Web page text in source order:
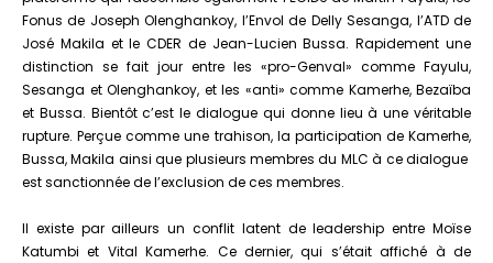
Fonus de Joseph Olenghankoy, l’Envol de Delly Sesanga, l’ATD de
José Makila et le CDER de Jean-Lucien Bussa. Rapidement une
distinction se fait jour entre les «pro-Genval» comme Fayulu,
Sesanga et Olenghankoy, et les «anti» comme Kamerhe, Bezaïba
et Bussa. Bientôt c’est le dialogue qui donne lieu à une véritable
rupture. Perçue comme une trahison, la participation de Kamerhe,
Bussa, Makila ainsi que plusieurs membres du MLC à ce dialogue
est sanctionnée de l’exclusion de ces membres.
Il existe par ailleurs un conflit latent de leadership entre Moïse
Katumbi et Vital Kamerhe. Ce dernier, qui s’était affiché à de